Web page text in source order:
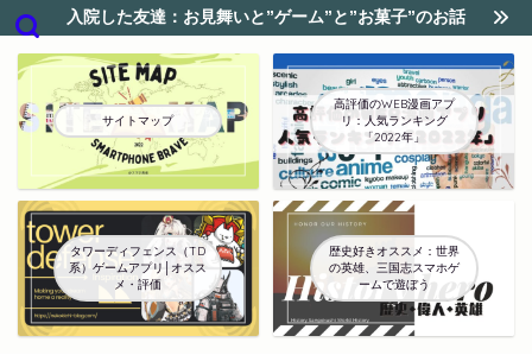
入院した友達：お見舞いと”ゲーム”と”お菓子”のお話
サイトマップ
高評価のWEB漫画アプ
リ：人気ランキング
「2022年」
タワーディフェンス（TD
系）ゲームアプリ│オスス
メ・評価
歴史好きオススメ：世界
の英雄、三国志スマホゲ
ームで遊ぼう